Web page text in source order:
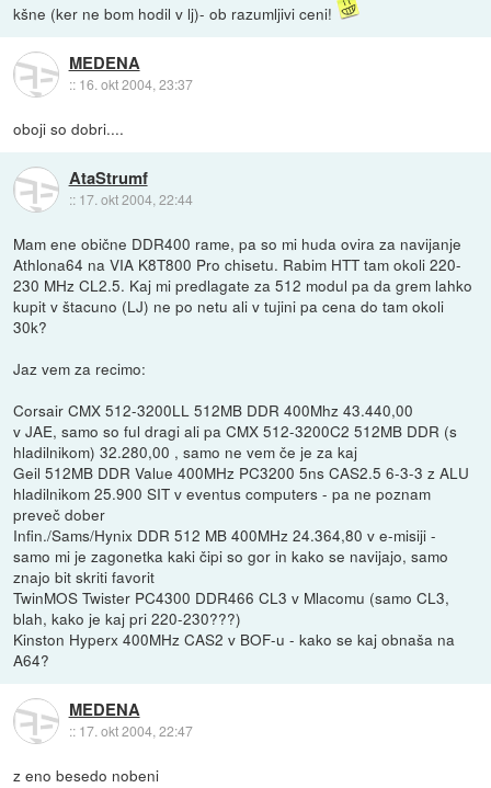
kšne (ker ne bom hodil v lj)- ob razumljivi ceni!
MEDENA
:: 16. okt 2004, 23:37
oboji so dobri....
AtaStrumf
:: 17. okt 2004, 22:44
Mam ene obične DDR400 rame, pa so mi huda ovira za navijanje
Athlona64 na VIA K8T800 Pro chisetu. Rabim HTT tam okoli 220-
230 MHz CL2.5. Kaj mi predlagate za 512 modul pa da grem lahko
kupit v štacuno (LJ) ne po netu ali v tujini pa cena do tam okoli
30k?
Jaz vem za recimo:
Corsair CMX 512-3200LL 512MB DDR 400Mhz 43.440,00
v JAE, samo so ful dragi ali pa CMX 512-3200C2 512MB DDR (s
hladilnikom) 32.280,00 , samo ne vem če je za kaj
Geil 512MB DDR Value 400MHz PC3200 5ns CAS2.5 6-3-3 z ALU
hladilnikom 25.900 SIT v eventus computers - pa ne poznam
preveč dober
Infin./Sams/Hynix DDR 512 MB 400MHz 24.364,80 v e-misiji -
samo mi je zagonetka kaki čipi so gor in kako se navijajo, samo
znajo bit skriti favorit
TwinMOS Twister PC4300 DDR466 CL3 v Mlacomu (samo CL3,
blah, kako je kaj pri 220-230???)
Kinston Hyperx 400MHz CAS2 v BOF-u - kako se kaj obnaša na
A64?
MEDENA
:: 17. okt 2004, 22:47
z eno besedo nobeni